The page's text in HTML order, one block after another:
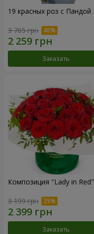
19 красных роз с Пандой
3 765 грн
Заказать
Композиция "Lady in Red"
3 199 грн
Заказать